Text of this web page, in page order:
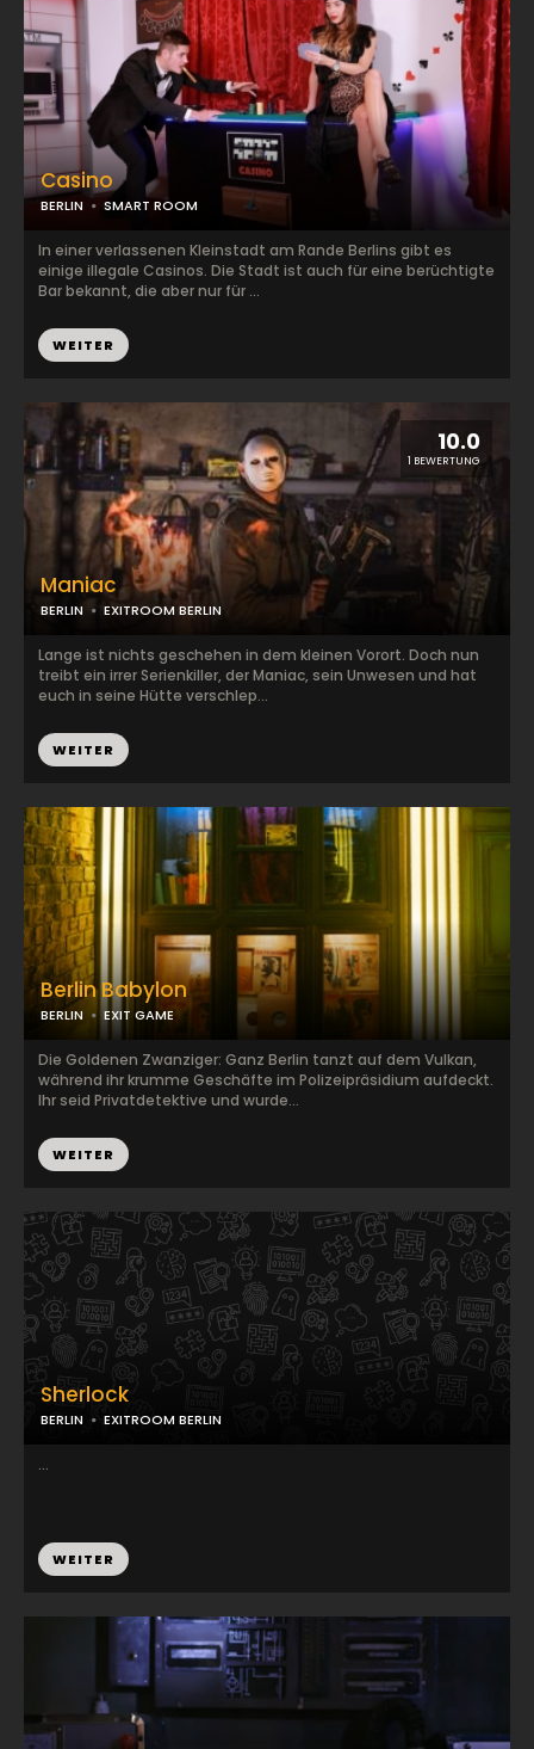
10.0
1 BEWERTUNG
Maniac
BERLIN EXITROOM BERLIN
Lange ist nichts geschehen in dem kleinen Vorort. Doch nun
treibt ein irrer Serienkiller, der Maniac, sein Unwesen und hat
euch in seine Hütte verschlep...
WEITER
Sherlock
BERLIN EXITROOM BERLIN
...
WEITER
Casino
BERLIN SMART ROOM
In einer verlassenen Kleinstadt am Rande Berlins gibt es
einige illegale Casinos. Die Stadt ist auch für eine berüchtigte
Bar bekannt, die aber nur für ...
WEITER
Berlin Babylon
BERLIN EXIT GAME
Die Goldenen Zwanziger: Ganz Berlin tanzt auf dem Vulkan,
während ihr krumme Geschäfte im Polizeipräsidium aufdeckt.
Ihr seid Privatdetektive und wurde...
WEITER